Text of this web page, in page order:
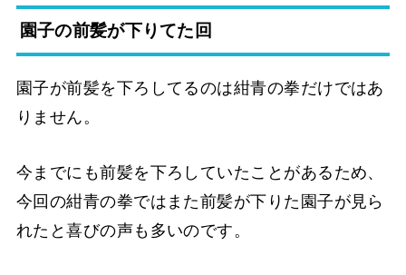
園子の前髪が下りてた回
園子が前髪を下ろしてるのは紺青の拳だけではあ
りません。
今までにも前髪を下ろしていたことがあるため、
今回の紺青の拳ではまた前髪が下りた園子が見ら
れたと喜びの声も多いのです。